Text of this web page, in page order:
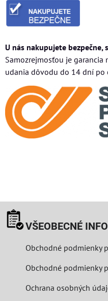
U nás nakupujete
Samozrejmosťou je garancia
udania dôvodu do 14 dní po
VŠEOBECNÉ
Obchodné podmienky
Obchodné podmienky
Ochrana osobných